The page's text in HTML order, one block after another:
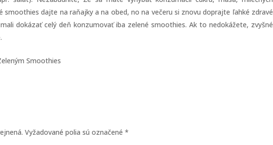
smoothies dajte na raňajky a na obed, no na večeru si znovu doprajte ľahké zdravé
dokázať celý deň konzumovať iba zelené smoothies. Ak to nedokážete, zvyšné
Smoothies
Vyžadované polia sú označené*